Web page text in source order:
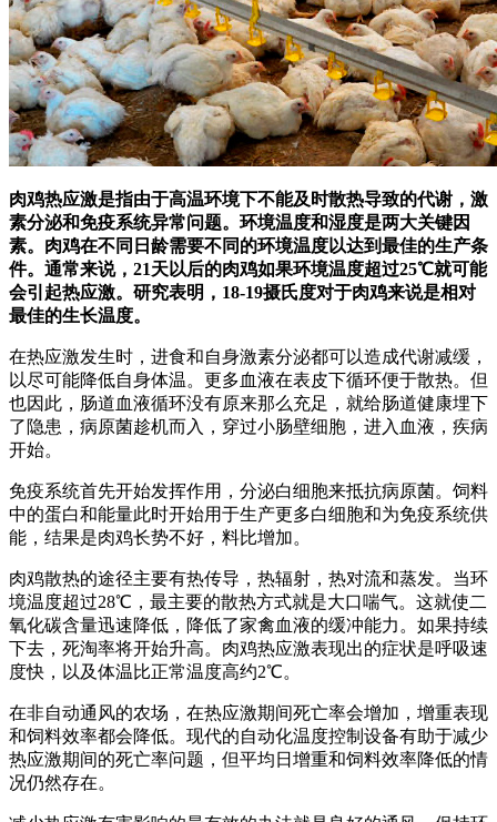
肉鸡热应激是指由于高温环境下不能及时散热导致的代谢，激
素分泌和免疫系统异常问题。环境温度和湿度是两大关键因
素。肉鸡在不同日龄需要不同的环境温度以达到最佳的生产条
件。通常来说，21天以后的肉鸡如果环境温度超过25℃就可能
会引起热应激。研究表明，18-19摄氏度对于肉鸡来说是相对
最佳的生长温度。
在热应激发生时，进食和自身激素分泌都可以造成代谢减缓，
以尽可能降低自身体温。更多血液在表皮下循环便于散热。但
也因此，肠道血液循环没有原来那么充足，就给肠道健康埋下
了隐患，病原菌趁机而入，穿过小肠壁细胞，进入血液，疾病
开始。
免疫系统首先开始发挥作用，分泌白细胞来抵抗病原菌。饲料
中的蛋白和能量此时开始用于生产更多白细胞和为免疫系统供
能，结果是肉鸡长势不好，料比增加。
肉鸡散热的途径主要有热传导，热辐射，热对流和蒸发。当环
境温度超过28℃，最主要的散热方式就是大口喘气。这就使二
氧化碳含量迅速降低，降低了家禽血液的缓冲能力。如果持续
下去，死淘率将开始升高。肉鸡热应激表现出的症状是呼吸速
度快，以及体温比正常温度高约2℃。
在非自动通风的农场，在热应激期间死亡率会增加，增重表现
和饲料效率都会降低。现代的自动化温度控制设备有助于减少
热应激期间的死亡率问题，但平均日增重和饲料效率降低的情
况仍然存在。